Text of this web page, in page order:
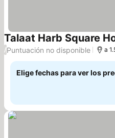
Talaat Harb Square
/Puntuación no disponible a
Elige fechas para ver los